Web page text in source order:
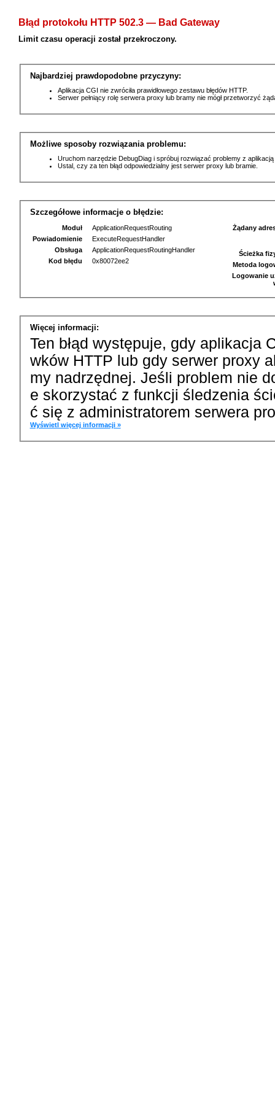
Błąd protokołu HTTP 502.3 — Bad Gateway
Limit czasu operacji został przekroczony.
Najbardziej prawdopodobne przyczyny:
Aplikacja CGI nie zwróciła prawidłowego zestawu błędów HTTP.
Serwer pełniący rolę serwera proxy lub bramy nie mógł przetworzyć
Możliwe sposoby rozwiązania problemu:
Uruchom narzędzie DebugDiag i spróbuj rozwiązać problemy z
Ustal, czy za ten błąd odpowiedzialny jest serwer proxy lub bramie.
Szczegółowe informacje o błędzie:
Moduł
ApplicationRequestRouting
Powiadomienie
ExecuteRequestHandler
Obsługa
ApplicationRequestRoutingHandler
Kod błędu
0x80072ee2
Żądany
Ścieżka
Metoda
Logowanie
Więcej informacji:
Ten błąd występuje, gdy aplikacja
wków HTTP lub gdy serwer proxy
my nadrzędnej. Jeśli problem nie
e skorzystać z funkcji śledzenia
ć się z administratorem serwera
Wyświetl więcej informacji »